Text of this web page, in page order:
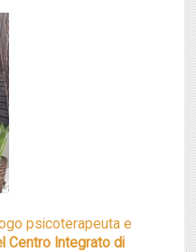
psicoterapeuta e
Centro Integrato di